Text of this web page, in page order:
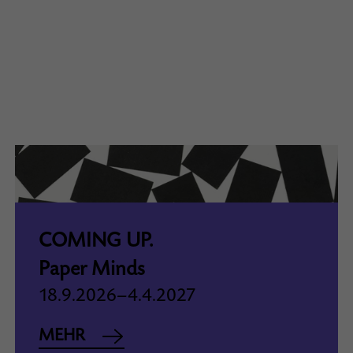
COMING UP.
Paper Minds
18.9.2026–4.4.2027
MEHR